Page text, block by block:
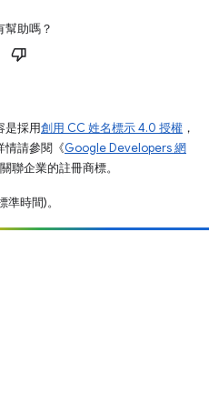
幫助嗎？
是採用創用 CC 姓名標示 4.0 授權 ，
情請參閱《Google Developers 網
聯企業的註冊商標。
時間)。